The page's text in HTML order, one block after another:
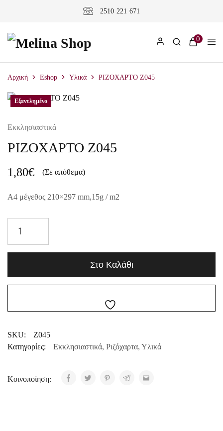
2510 221 671
0
Αρχική Eshop Υλικά ΡΙΖΟΧΑΡΤΟ Z045
Εκκλησιαστικά
ΡΙΖΟΧΑΡΤΟ Z045
1,80€ (Σε απόθεμα)
A4 μέγεθος 210×297 mm,15g / m2
Στο Καλάθι
SKU:
Z045
Κατηγορίες:
Εκκλησιαστικά, Ριζόχαρτα, Υλικά
Κοινοποίηση:
Εξαντλημένο